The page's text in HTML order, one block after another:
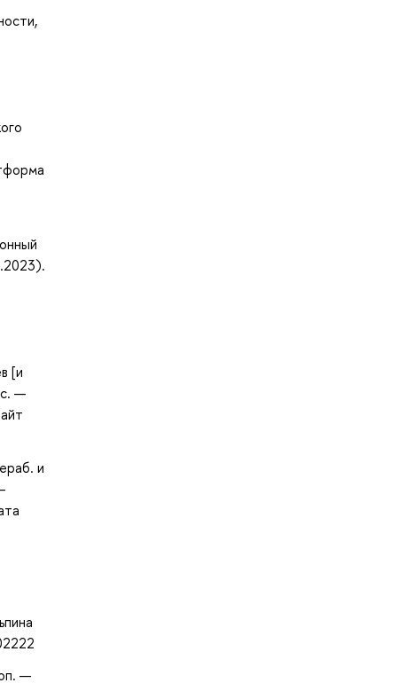
[и
—
и
—